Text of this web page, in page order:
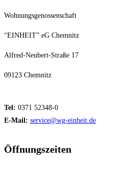
Wohnungsgenossenschaft
“EINHEIT” eG Chemnitz
Alfred-Neubert-Straße 17
09123 Chemnitz
Tel: 0371 52348-0
E-Mail: service@wg-einheit.de
Öffnungszeiten